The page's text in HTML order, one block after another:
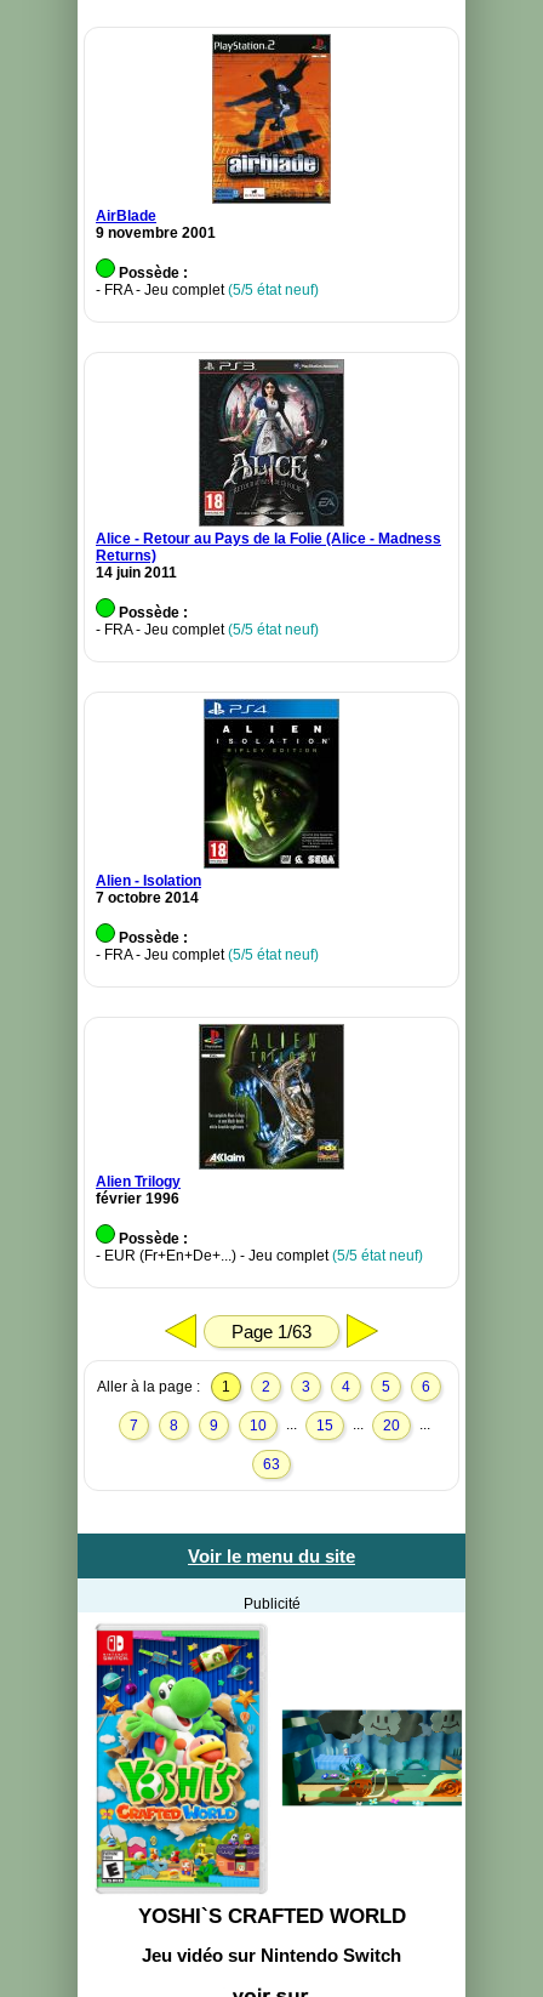
AirBlade
9 novembre 2001
Possède :
- FRA - Jeu complet(5/5 état neuf)
Alice - Retour au Pays de la Folie (Alice - Madness
Returns)
14 juin 2011
Possède :
- FRA - Jeu complet(5/5 état neuf)
Alien - Isolation
7 octobre 2014
Possède :
- FRA - Jeu complet(5/5 état neuf)
Alien Trilogy
février 1996
Possède :
- EUR (Fr+En+De+...) - Jeu complet(5/5 état neuf)
Page 1/63
Aller à la page : 1 2 3 4 5 6
7 8 9 10 ... 15 ... 20 ...
63
Voir le menu du site
Publicité
YOSHI`S CRAFTED WORLD
Jeu vidéo sur Nintendo Switch